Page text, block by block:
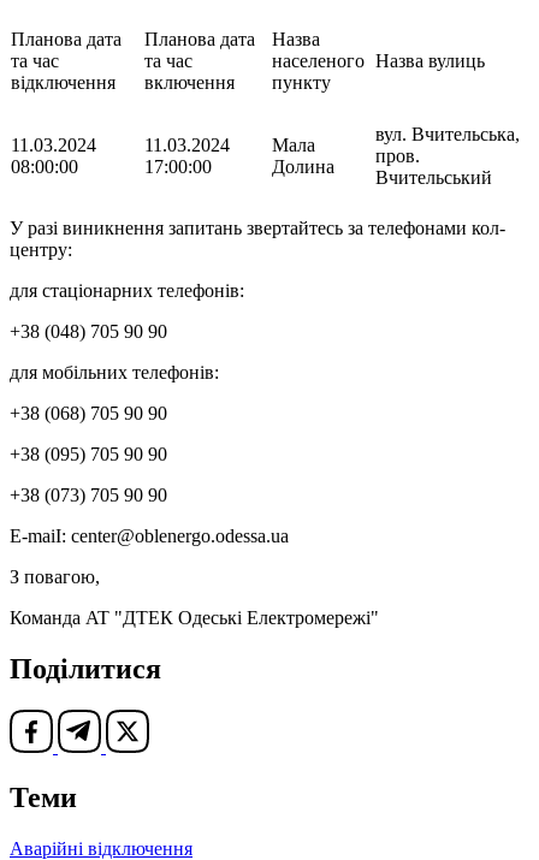
Планова дата
та час
відключення
Планова дата
та час
включення
Назва
населеного
пункту
Назва вулиць
11.03.2024
08:00:00
11.03.2024
17:00:00
Мала
Долина
вул. Вчительська,
пров.
Вчительський
У разі виникнення запитань звертайтесь за телефонами кол-
центру:
для стаціонарних телефонів:
+38 (048) 705 90 90
для мобільних телефонів:
+38 (068) 705 90 90
+38 (095) 705 90 90
+38 (073) 705 90 90
Е-mаіІ: сеnter@oblenergo.odessa.ua
З повагою,
Команда AT "ДТЕК Одеські Електромережі"
Поділитися
Теми
Аварійні відключення